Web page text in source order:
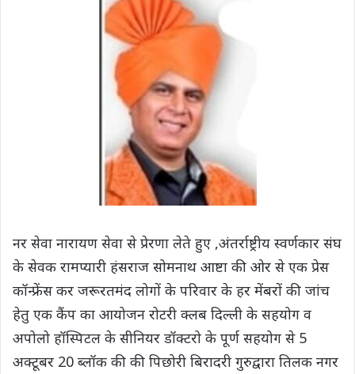
नर सेवा नारायण सेवा से प्रेरणा लेते हुए ,अंतर्राष्ट्रीय स्वर्णकार संघ
के सेवक रामप्यारी हंसराज सोमनाथ आष्टा की ओर से एक प्रेस
कॉन्फ्रेंस कर जरूरतमंद लोगों के परिवार के हर मेंबरों की जांच
हेतु एक कैंप का आयोजन रोटरी क्लब दिल्ली के सहयोग व
अपोलो हॉस्पिटल के सीनियर डॉक्टरो के पूर्ण सहयोग से 5
अक्टूबर 20 ब्लॉक की की पिछोरी बिरादरी गुरुद्वारा तिलक नगर